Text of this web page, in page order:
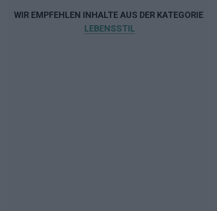
WIR EMPFEHLEN INHALTE AUS DER KATEGORIE
LEBENSSTIL